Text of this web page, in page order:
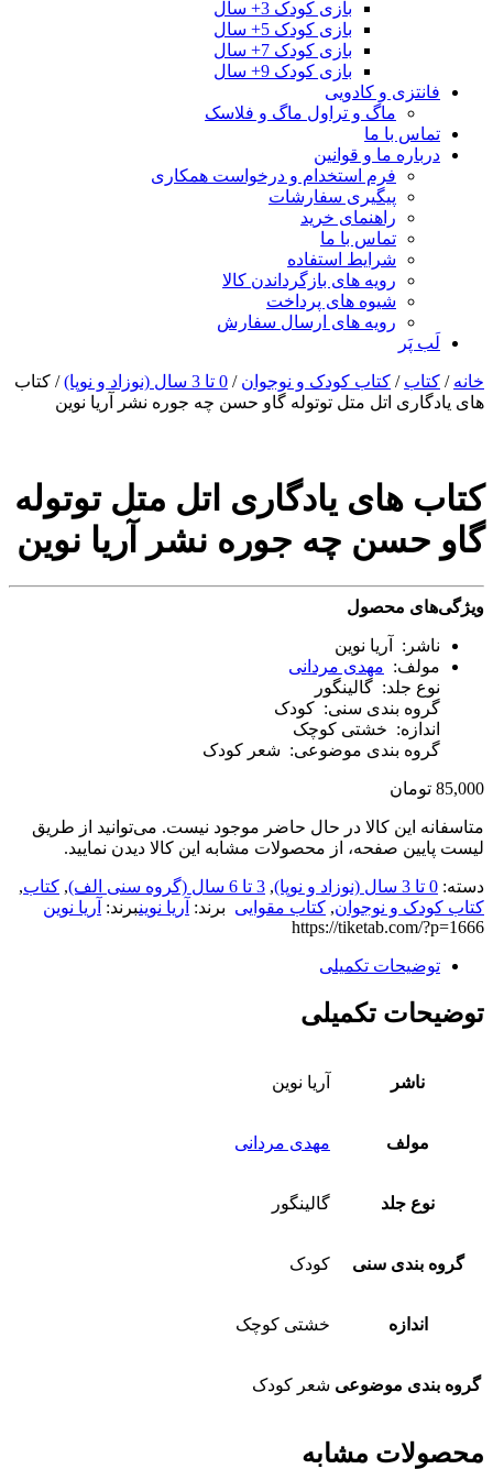
بازی کودک 3+ سال
بازی کودک 5+ سال
بازی کودک 7+ سال
بازی کودک 9+ سال
فانتزی و کادویی
ماگ و تراول ماگ و فلاسک
تماس با ما
درباره ما و قوانین
فرم استخدام و درخواست همکاری
پیگیری سفارشات
راهنمای خرید
تماس با ما
شرایط استفاده
رویه های بازگرداندن کالا
شیوه های پرداخت
رویه های ارسال سفارش
لَب پَر
خانه / کتاب / کتاب کودک و نوجوان / 0 تا 3 سال (نوزاد و نوپا)
/ کتاب
های یادگاری اتل متل توتوله گاو حسن چه جوره نشر آریا نوین
کتاب های یادگاری اتل متل توتوله
گاو حسن چه جوره نشر آریا نوین
ویژگی‌های محصول
ناشر: آریا نوین
مولف: مهدی مردانی
نوع جلد: گالینگور
گروه بندی سنی: کودک
اندازه: خشتی کوچک
گروه بندی موضوعی: شعر کودک
85,000 تومان
متاسفانه این کالا در حال حاضر موجود نیست. می‌توانید از طریق
لیست پایین صفحه، از محصولات مشابه این کالا دیدن نمایید.
دسته: 0 تا 3 سال (نوزاد و نوپا) , 3 تا 6 سال (گروه سنی الف) , کتاب,
کتاب کودک و نوجوان, کتاب مقوایی
برچسب:
برند: آریا نوینبرند: آریا نوین
https://tiketab.com/?p=1666
توضیحات تکمیلی
توضیحات تکمیلی
ناشر آریا نوین
مولف مهدی مردانی
نوع جلد گالینگور
گروه بندی سنی کودک
اندازه خشتی کوچک
گروه بندی موضوعی شعر کودک
محصولات مشابه